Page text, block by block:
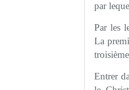
par
Par les
La
Entrer